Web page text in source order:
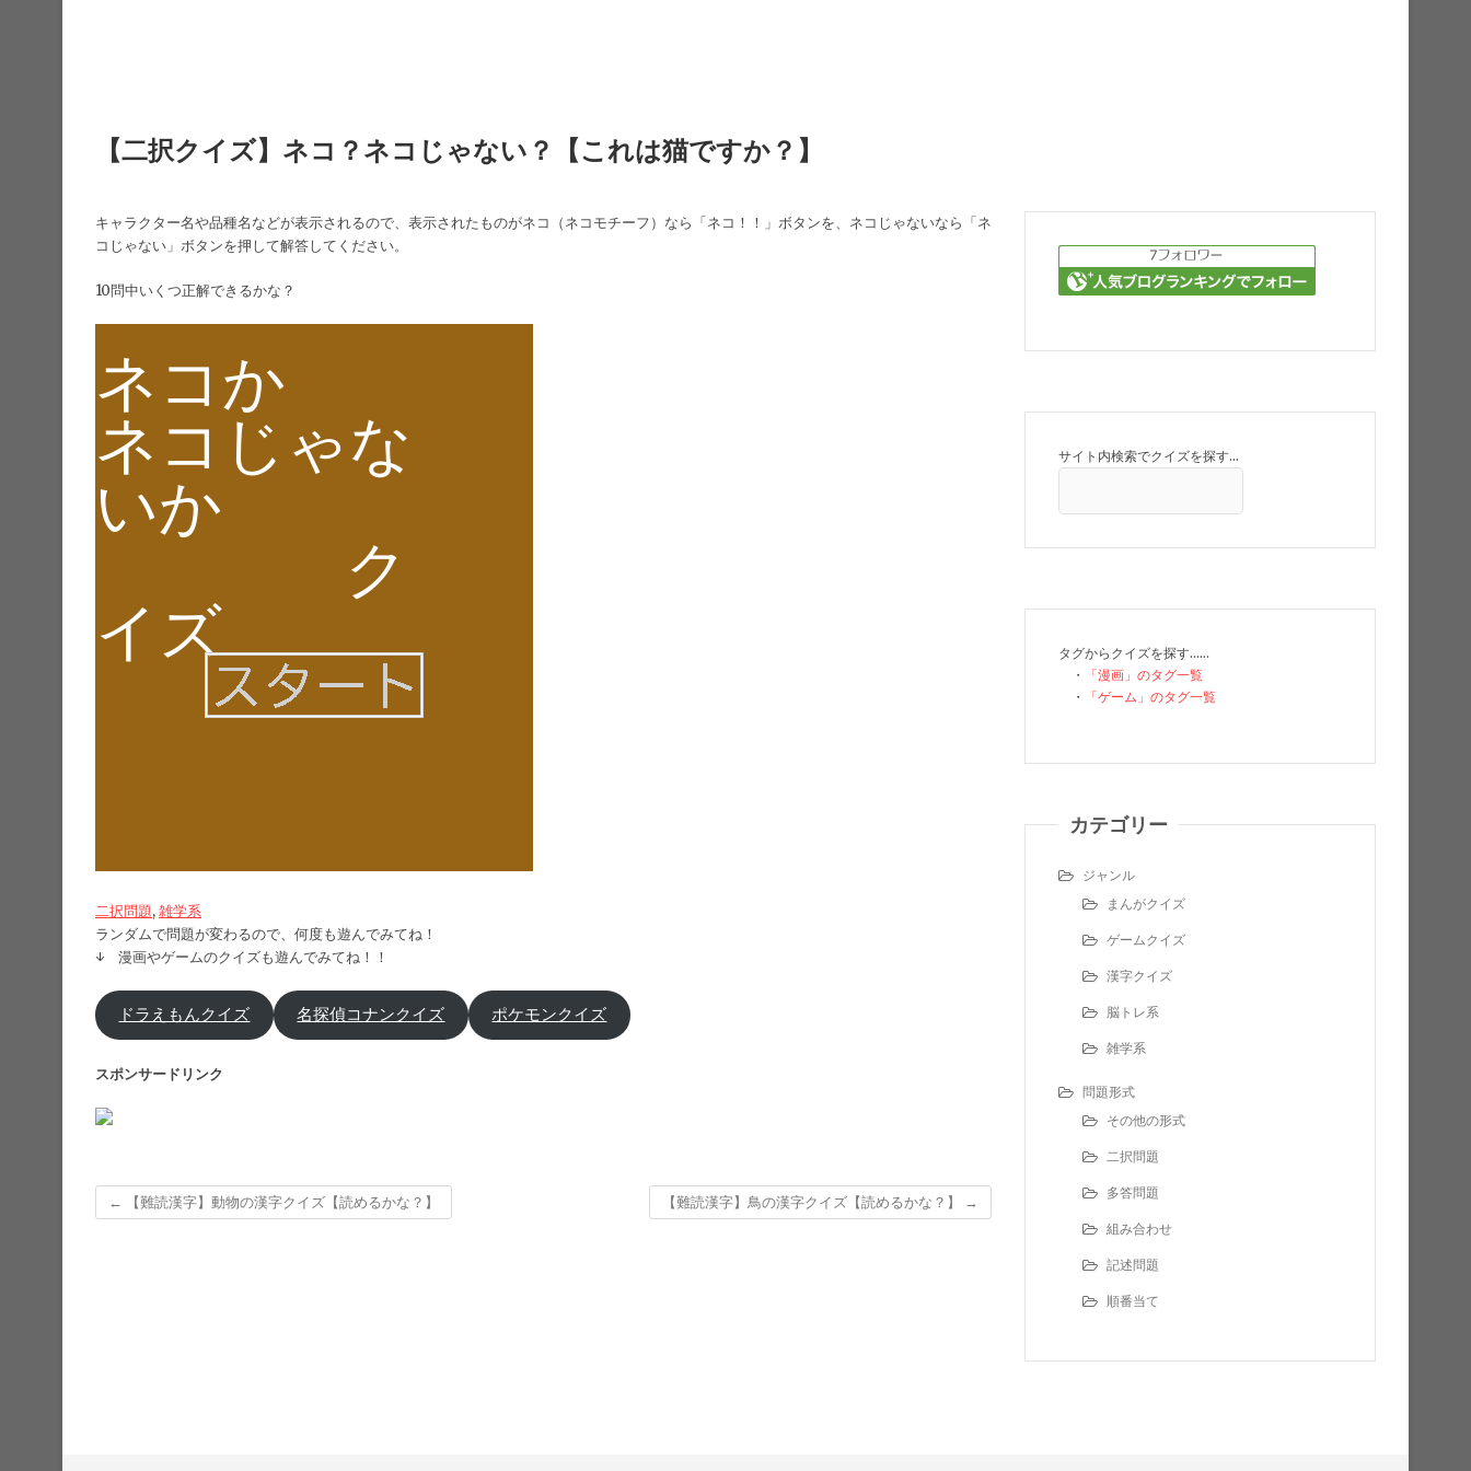
【二択クイズ】ネコ？ネコじゃない？【これは猫ですか？】
キャラクター名や品種名などが表示されるので、表示されたものがネコ（ネコモチーフ）なら「ネコ！！」ボタンを、ネコじゃないなら「ネ
コじゃない」ボタンを押して解答してください。
10問中いくつ正解できるかな？
二択問題, 雑学系
ランダムで問題が変わるので、何度も遊んでみてね！
↓ 漫画やゲームのクイズも遊んでみてね！！
ドラえもんクイズ 名探偵コナンクイズ ポケモンクイズ
スポンサードリンク
← 【難読漢字】動物の漢字クイズ【読めるかな？】 【難読漢字】鳥の漢字クイズ【読めるかな？】 →
サイト内検索でクイズを探す…
タグからクイズを探す……
・
「漫画」のタグ一覧
・
「ゲーム」のタグ一覧
カテゴリー
ジャンル
まんがクイズ
ゲームクイズ
漢字クイズ
脳トレ系
雑学系
問題形式
その他の形式
二択問題
多答問題
組み合わせ
記述問題
順番当て